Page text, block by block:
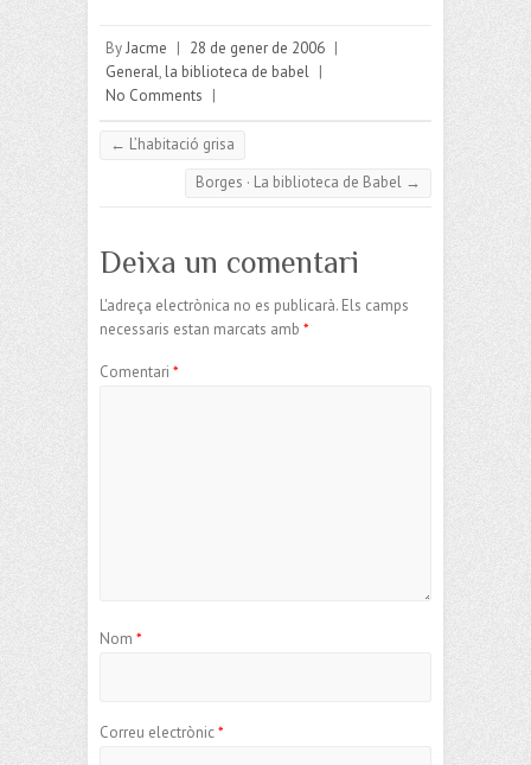
ByJacme | 28 de gener de 2006 |
General, la biblioteca de babel |
No Comments |
← L’habitació grisa
Borges · La biblioteca de Babel →
Deixa un comentari
L'adreça electrònica no es publicarà. Els camps
necessaris estan marcats amb *
Comentari *
Nom *
Correu electrònic*